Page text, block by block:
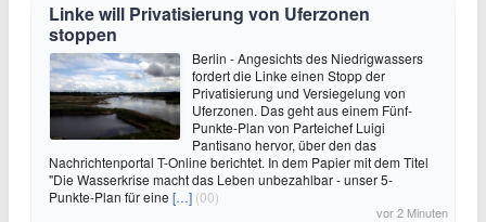
Linke will Privatisierung von Uferzonen
stoppen
Berlin - Angesichts des Niedrigwassers
fordert die Linke einen Stopp der
Privatisierung und Versiegelung von
Uferzonen. Das geht aus einem Fünf-
Punkte-Plan von Parteichef Luigi
Pantisano hervor, über den das
Nachrichtenportal T-Online berichtet. In dem Papier mit dem Titel
"Die Wasserkrise macht das Leben unbezahlbar - unser 5-
Punkte-Plan für eine […] (00)
vor 2 Minuten